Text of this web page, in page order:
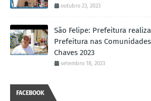
outubro 23, 2023
São Felipe: Prefeitura
Prefeitura nas
Chaves 2023
setembro 18, 2023
FACEBOOK